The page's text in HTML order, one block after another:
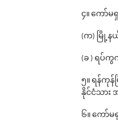
၄။ ကော်
(က) မြို့န
(ခ ) ရပ်
၅။ ရန်ကု
နိုင်ငံသား
၆။ ကော်